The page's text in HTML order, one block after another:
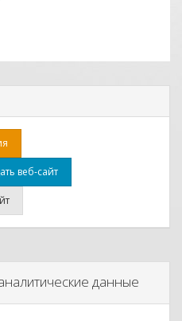
веб-сайт
данные